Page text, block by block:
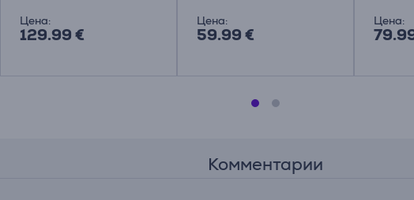
Цена:
129.99 €
Цена:
59.99 €
Цена:
Комментарии